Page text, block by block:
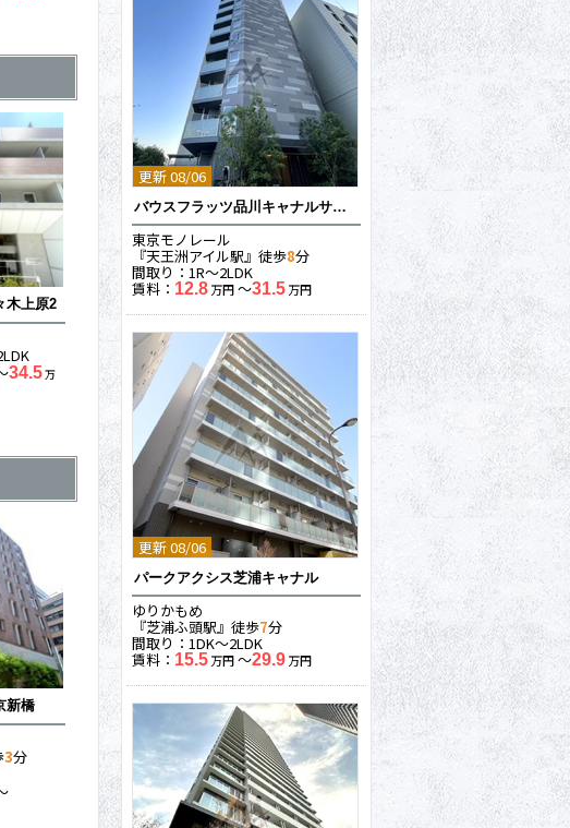
木上原2
34.5万
新橋
3分
更新 08/06
バウスフラッツ品川キャナルサイド
東京モノレール
『天王洲アイル駅』徒歩8分
間取り：1R〜2LDK
賃料： 12.8万円〜31.5万円
更新 08/06
パークアクシス芝浦キャナル
ゆりかもめ
『芝浦ふ頭駅』徒歩7分
間取り：1DK〜2LDK
賃料： 15.5万円〜29.9万円